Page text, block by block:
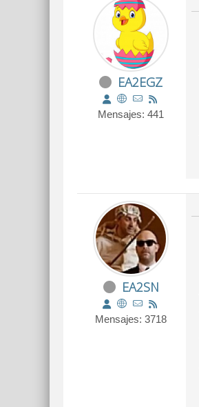
EA2EGZ
Mensajes: 441
EA2SN
Mensajes: 3718